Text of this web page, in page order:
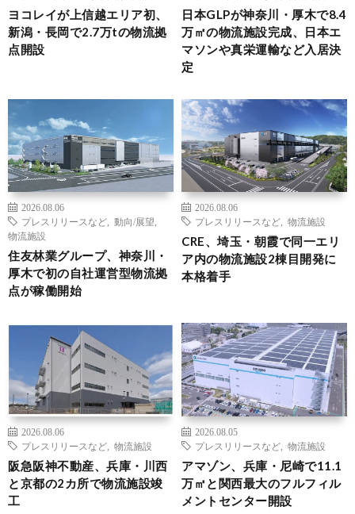
ヨコレイが上信越エリア初、
新潟・長岡で2.7万tの物流拠
点開設
日本GLPが神奈川・厚木で8.4
万㎡の物流施設完成、日本エ
マソンや真栄運輸など入居決
定
2026.08.06
プレスリリースなど
動向/展望
物流施設
住友林業グループ、神奈川・
厚木で初の自社運営型物流拠
点が稼働開始
2026.08.06
プレスリリースなど
物流施設
CRE、埼玉・朝霞で同一エリ
ア内の物流施設2棟目開発に
本格着手
2026.08.06
プレスリリースなど
物流施設
阪急阪神不動産、兵庫・川西
と京都の2カ所で物流施設竣
工
2026.08.05
プレスリリースなど
物流施設
アマゾン、兵庫・尼崎で11.1
万㎡と関西最大のフルフィル
メントセンター開設